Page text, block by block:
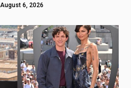
August 6, 2026